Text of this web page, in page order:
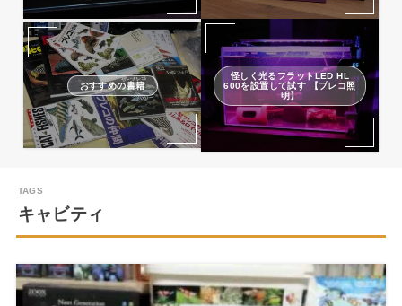
おすすめの書籍
怪しく光るフラットLED HL
600を設置して試す 【プレコ照
明】
キャビティ